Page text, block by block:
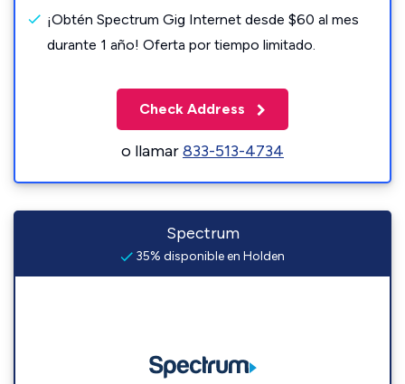
¡Obtén Spectrum Gig Internet desde $60 al mes
durante 1 año! Oferta por tiempo limitado.
Check Address
o llamar833-513-4734
Spectrum
35% disponible en Holden